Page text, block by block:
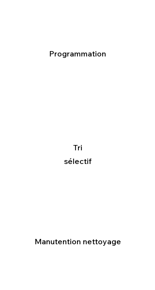
Programmation
Tri
sélectif
Manutention nettoyage